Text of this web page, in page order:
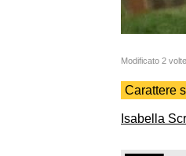
Modificato 2
Carattere
Isabella